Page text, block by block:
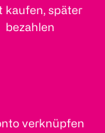
kaufen, später
bezahlen
verknüpfen